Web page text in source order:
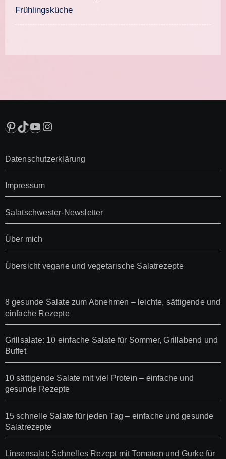
Frühlingsküche
Pinterest
TikTok
YouTube
Instagram
Datenschutzerklärung
Impressum
Salatschwester-Newsletter
Über mich
Übersicht vegane und vegetarische Salatrezepte
8 gesunde Salate zum Abnehmen – leichte, sättigende und
einfache Rezepte
Grillsalate: 10 einfache Salate für Sommer, Grillabend und
Buffet
10 sättigende Salate mit viel Protein – einfache und
gesunde Rezepte
15 schnelle Salate für jeden Tag – einfache und gesunde
Salatrezepte
Linsensalat: Schnelles Rezept mit Tomaten und Gurke für